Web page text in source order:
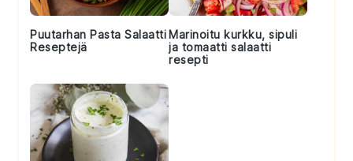
Puutarhan Pasta Salaatti
Reseptejä
Marinoitu kurkku, sipuli
ja tomaatti salaatti
resepti